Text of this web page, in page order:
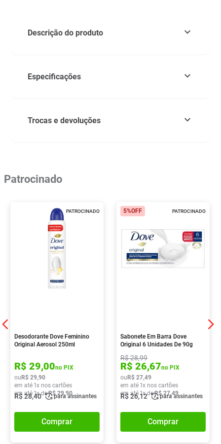
Descrição do produto
Especificações
Trocas e devoluções
Patrocinado
PATROCINADO
Desodorante Dove Feminino
Original Aerosol 250ml
R$ 29,00no PIX
ou R$ 29,90
em até 1x nos cartões
em até 1x deR$ 29,90
R$28,40 para assinantes
Comprar
PATROCINADO
5%OFF
Sabonete Em Barra Dove
Original 6 Unidades De 90g
R$28,99
R$ 26,67no PIX
ou R$ 27,49
em até 1x nos cartões
em até 1x deR$ 27,49
R$26,12 para assinantes
Comprar